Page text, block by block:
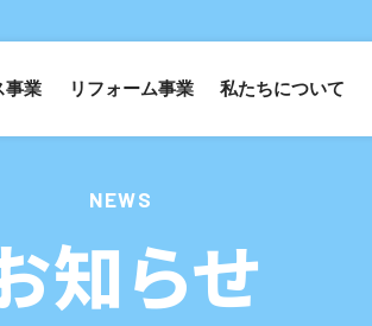
事業 リフォーム事業 私たちについて
NEWS
知らせ